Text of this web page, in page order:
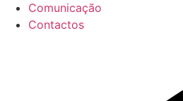
Comunicação
Contactos